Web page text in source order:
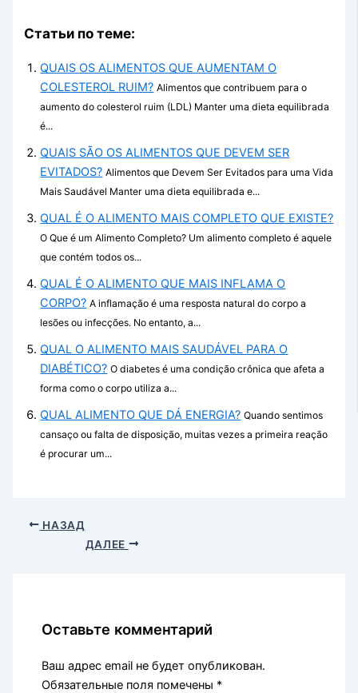
Статьи по теме:
QUAIS OS ALIMENTOS QUE AUMENTAM O
COLESTEROL RUIM? Alimentos que contribuem para o
aumento do colesterol ruim (LDL) Manter uma dieta equilibrada
é...
QUAIS SÃO OS ALIMENTOS QUE DEVEM SER
EVITADOS? Alimentos que Devem Ser Evitados para uma Vida
Mais Saudável Manter uma dieta equilibrada e...
QUAL É O ALIMENTO MAIS COMPLETO QUE EXISTE?
O Que é um Alimento Completo? Um alimento completo é aquele
que contém todos os...
QUAL É O ALIMENTO QUE MAIS INFLAMA O
CORPO? A inflamação é uma resposta natural do corpo a
lesões ou infecções. No entanto, a...
QUAL O ALIMENTO MAIS SAUDÁVEL PARA O
DIABÉTICO? O diabetes é uma condição crônica que afeta a
forma como o corpo utiliza a...
QUAL ALIMENTO QUE DÁ ENERGIA? Quando sentimos
cansaço ou falta de disposição, muitas vezes a primeira reação
é procurar um...
НАЗАД
ДАЛЕЕ
Оставьте комментарий
Ваш адрес email не будет опубликован.
Обязательные поля помечены *